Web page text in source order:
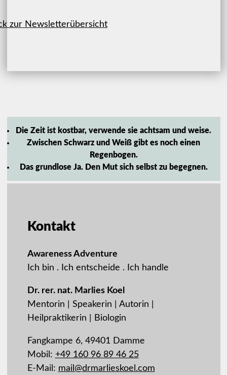
zur Newsletterübersicht
Die Zeit ist kostbar, verwende sie achtsam und weise.
Zwischen Schwarz und Weiß gibt es noch einen
Regenbogen.
Das grundlose Ja. Den Mut sich selbst zu begegnen.
Kontakt
Awareness Adventure
Ich bin . Ich entscheide . Ich handle
Dr. rer. nat. Marlies Koel
Mentorin | Speakerin | Autorin |
Heilpraktikerin | Biologin
Fangkampe 6, 49401 Damme
Mobil: +49 160 96 89 46 25
E-Mail: mail@drmarlieskoel.com